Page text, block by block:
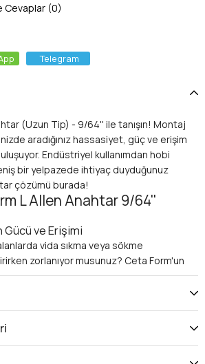
Cevaplar (0)
Telegram
(Uzun Tip) - 9/64'' ile tanışın! Montaj
aradığınız hassasiyet, güç ve erişim
Endüstriyel kullanımdan hobi
bir yelpazede ihtiyaç duyduğunuz
çözümü burada!
L Allen Anahtar 9/64''
Gücü ve Erişimi
vida sıkma veya sökme
zorlanıyor musunuz? Ceta Form'un
ekstra uzun kolu sayesinde size
ve erişim imkanı sunar. Bu sayede,
vidaları minimum eforla, güvenli bir
Yüksek tork uygulama